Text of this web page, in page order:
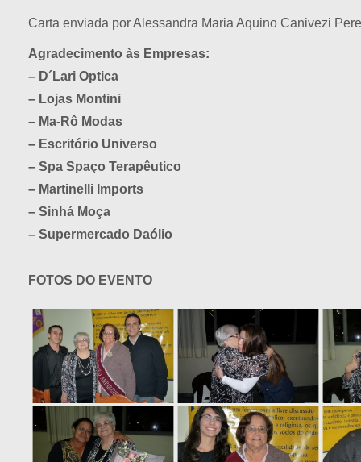
Carta enviada por Alessandra Maria Aquino Canivezi
Agradecimento às Empresas:
– D´Lari Optica
– Lojas Montini
– Ma-Rô Modas
– Escritório Universo
– Spa Spaço Terapêutico
– Martinelli Imports
– Sinhá Moça
– Supermercado Daólio
FOTOS DO EVENTO